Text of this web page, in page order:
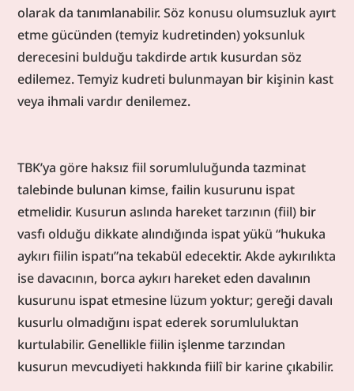
olarak da tanımlanabilir. Söz konusu olumsuzluk ayırt
etme gücünden (temyiz kudretinden) yoksunluk
derecesini bulduğu takdirde artık kusurdan söz
edilemez. Temyiz kudreti bulunmayan bir kişinin kast
veya ihmali vardır denilemez.
TBK’ya göre haksız fiil sorumluluğunda tazminat
talebinde bulunan kimse, failin kusurunu ispat
etmelidir. Kusurun aslında hareket tarzının (fiil) bir
vasfı olduğu dikkate alındığında ispat yükü “hukuka
aykırı fiilin ispatı”na tekabül edecektir. Akde aykırılıkta
ise davacının, borca aykırı hareket eden davalının
kusurunu ispat etmesine lüzum yoktur; gereği davalı
kusurlu olmadığını ispat ederek sorumluluktan
kurtulabilir. Genellikle fiilin işlenme tarzından
kusurun mevcudiyeti hakkında fiilî bir karine çıkabilir.